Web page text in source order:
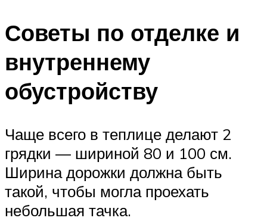
Советы по отделке и
внутреннему
обустройству
Чаще всего в теплице делают 2
грядки — шириной 80 и 100 см.
Ширина дорожки должна быть
такой, чтобы могла проехать
небольшая тачка.